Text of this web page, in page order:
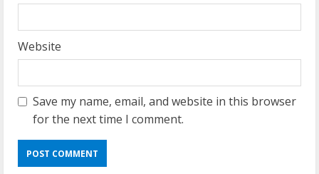
Website
Save my name, email, and website in this browser
for the next time I comment.